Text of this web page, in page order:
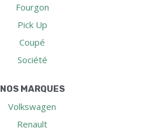
Fourgon
Pick Up
Coupé
Société
NOS MARQUES
Volkswagen
Renault